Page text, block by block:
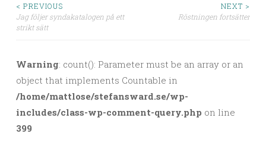
Post navigation
< PREVIOUS
Jag följer syndakatalogen på ett
strikt sätt
NEXT >
Röstningen fortsätter
Warning: count(): Parameter must be an array or an
object that implements Countable in
/home/mattlose/stefansward.se/wp-
includes/class-wp-comment-query.php on line
399